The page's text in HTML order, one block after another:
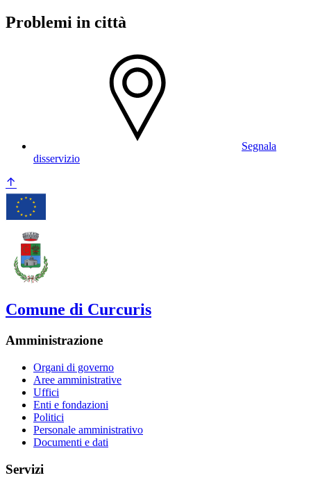
Problemi in città
Segnala
disservizio
Comune di Curcuris
Amministrazione
Organi di governo
Aree amministrative
Uffici
Enti e fondazioni
Politici
Personale amministrativo
Documenti e dati
Servizi